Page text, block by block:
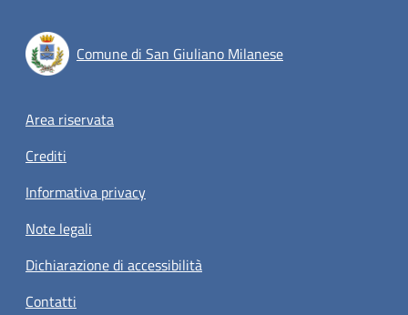
Comune di San Giuliano Milanese
Footer menu
Area riservata
Crediti
Informativa privacy
Note legali
Dichiarazione di accessibilità
Contatti